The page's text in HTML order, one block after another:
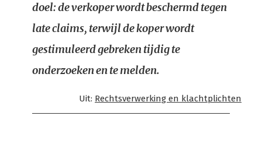
doel: de verkoper wordt beschermd tegen
late claims, terwijl de koper wordt
gestimuleerd gebreken tijdig te
onderzoeken en te melden.
Uit: Rechtsverwerking en klachtplichten